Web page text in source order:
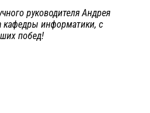
руководителя Андрея
кафедры информатики, с
побед!